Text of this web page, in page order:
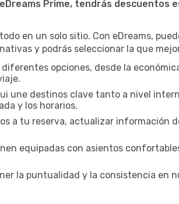
eDreams Prime, tendrás descuentos
en un solo sitio. Con eDreams,
y podrás seleccionar la que
opciones, desde la
une destinos clave tanto a nivel
y los horarios.
a tu reserva, actualizar información
equipadas con asientos
la puntualidad y la consistencia en